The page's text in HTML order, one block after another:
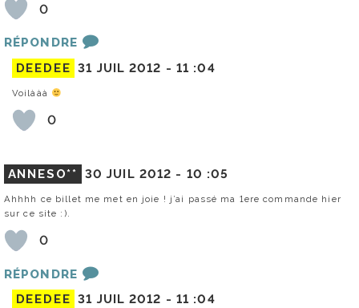
0
RÉPONDRE
DEEDEE 31 JUIL 2012 - 11 :04
Voilààà
0
ANNESO** 30 JUIL 2012 - 10 :05
Ahhhh ce billet me met en joie ! j’ai passé ma 1ere commande hier
sur ce site :).
0
RÉPONDRE
DEEDEE 31 JUIL 2012 - 11 :04